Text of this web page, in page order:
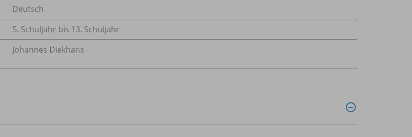
Deutsch
5. Schuljahr bis 13. Schuljahr
Johannes Diekhans